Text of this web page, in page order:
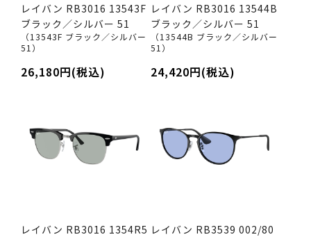
レイバン RB3016 13543F
ブラック／シルバー 51
（13543F ブラック／シルバー
51）
26,180円(税込)
レイバン RB3016 13544B
ブラック／シルバー 51
（13544B ブラック／シルバー
51）
24,420円(税込)
レイバン RB3016 1354R5 レイバン RB3539 002/80